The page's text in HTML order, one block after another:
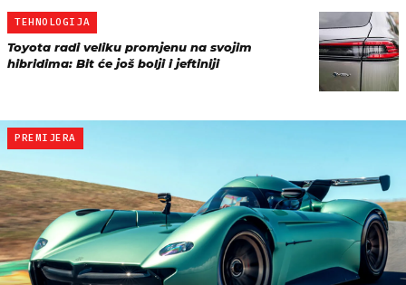
TEHNOLOGIJA
Toyota radi veliku promjenu na svojim
hibridima: Bit će još bolji i jeftiniji
PREMIJERA